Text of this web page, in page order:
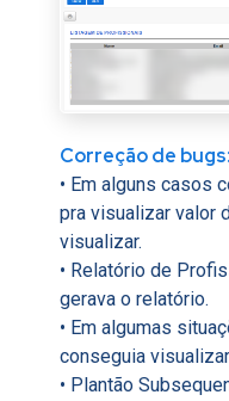
Correção de bugs:
• Em alguns casos
pra visualizar valor
visualizar.
• Relatório de
gerava o relatório.
• Em algumas
conseguia
• Plantão